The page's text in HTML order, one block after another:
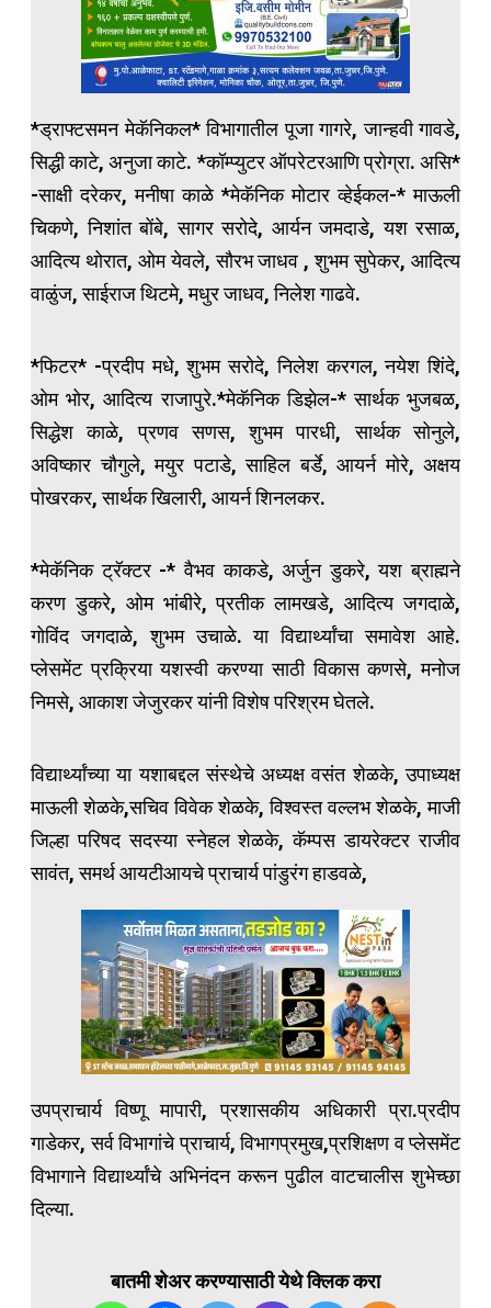
*ड्राफ्टसमन मेकॅनिकल* विभागातील पूजा गागरे, जान्हवी गावडे,
सिद्धी काटे, अनुजा काटे. *कॉम्प्युटर ऑपरेटरआणि प्रोग्रा. असि*
-साक्षी दरेकर, मनीषा काळे *मेकॅनिक मोटार व्हेईकल-* माऊली
चिकणे, निशांत बोंबे, सागर सरोदे, आर्यन जमदाडे, यश रसाळ,
आदित्य थोरात, ओम येवले, सौरभ जाधव , शुभम सुपेकर, आदित्य
वाळुंज, साईराज थिटमे, मधुर जाधव, निलेश गाढवे.
*फिटर* -प्रदीप मधे, शुभम सरोदे, निलेश करगल, नयेश शिंदे,
ओम भोर, आदित्य राजापुरे.*मेकॅनिक डिझेल-* सार्थक भुजबळ,
सिद्धेश काळे, प्रणव सणस, शुभम पारधी, सार्थक सोनुले,
अविष्कार चौगुले, मयुर पटाडे, साहिल बर्डे, आयर्न मोरे, अक्षय
पोखरकर, सार्थक खिलारी, आयर्न शिनलकर.
*मेकॅनिक ट्रॅक्टर -* वैभव काकडे, अर्जुन डुकरे, यश ब्राह्मने
करण डुकरे, ओम भांबीरे, प्रतीक लामखडे, आदित्य जगदाळे,
गोविंद जगदाळे, शुभम उचाळे. या विद्यार्थ्यांचा समावेश आहे.
प्लेसमेंट प्रक्रिया यशस्वी करण्या साठी विकास कणसे, मनोज
निमसे, आकाश जेजुरकर यांनी विशेष परिश्रम घेतले.
विद्यार्थ्यांच्या या यशाबद्दल संस्थेचे अध्यक्ष वसंत शेळके, उपाध्यक्ष
माऊली शेळके,सचिव विवेक शेळके, विश्वस्त वल्लभ शेळके, माजी
जिल्हा परिषद सदस्या स्नेहल शेळके, कॅम्पस डायरेक्टर राजीव
सावंत, समर्थ आयटीआयचे प्राचार्य पांडुरंग हाडवळे,
उपप्राचार्य विष्णू मापारी, प्रशासकीय अधिकारी प्रा.प्रदीप
गाडेकर, सर्व विभागांचे प्राचार्य, विभागप्रमुख,प्रशिक्षण व प्लेसमेंट
विभागाने विद्यार्थ्यांचे अभिनंदन करून पुढील वाटचालीस शुभेच्छा
दिल्या.
बातमी शेअर करण्यासाठी येथे क्लिक करा